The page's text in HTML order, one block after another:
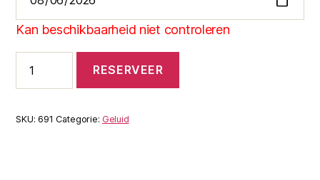
Kan beschikbaarheid niet controleren
aantal
RESERVEER
SKU:691 Categorie: Geluid